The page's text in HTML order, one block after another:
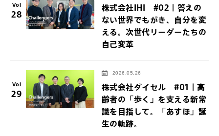
Vol
28
株式会社IHI #02｜答えの
ない世界でもがき、自分を変
える。次世代リーダーたちの
自己変革
Vol
29
2026.05.26
株式会社ダイセル #01｜高
齢者の「歩く」を支える新常
識を目指して。「あすほ」誕
生の軌跡。